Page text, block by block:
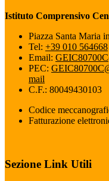
Istituto Comprensivo
Piazza Santa Maria
Tel: +39 010 564668
Email:
PEC:
mail
C.F.: 80049430103
Codice
Fatturazione
Sezione Link Utili